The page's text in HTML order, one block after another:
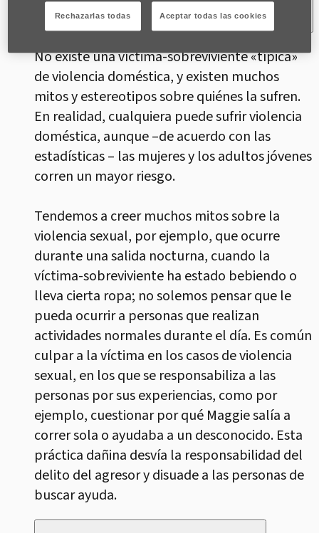
No existe una víctima-sobreviviente «típica»
de violencia doméstica, y existen muchos
mitos y estereotipos sobre quiénes la sufren.
En realidad, cualquiera puede sufrir violencia
doméstica, aunque –de acuerdo con las
estadísticas – las mujeres y los adultos jóvenes
corren un mayor riesgo.
Tendemos a creer muchos mitos sobre la
violencia sexual, por ejemplo, que ocurre
durante una salida nocturna, cuando la
víctima-sobreviviente ha estado bebiendo o
lleva cierta ropa; no solemos pensar que le
pueda ocurrir a personas que realizan
actividades normales durante el día. Es común
culpar a la víctima en los casos de violencia
sexual, en los que se responsabiliza a las
personas por sus experiencias, como por
ejemplo, cuestionar por qué Maggie salía a
correr sola o ayudaba a un desconocido. Esta
práctica dañina desvía la responsabilidad del
delito del agresor y disuade a las personas de
buscar ayuda.
Rechazarlas todas Aceptar todas las cookies